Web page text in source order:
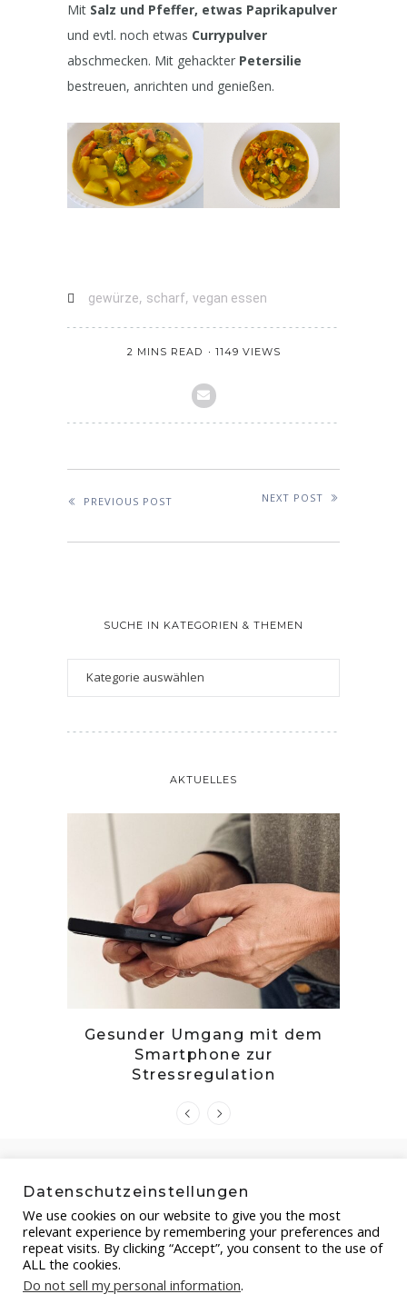
Mit Salz und Pfeffer, etwas Paprikapulver
und evtl. noch etwas Currypulver
abschmecken. Mit gehackter Petersilie
bestreuen, anrichten und genießen.
gewürze, scharf, vegan essen
2 MINS READ 1149 VIEWS
PREVIOUS POST NEXT POST
SUCHE IN KATEGORIEN & THEMEN
AKTUELLES
Gesunder Umgang mit dem
Smartphone zur
Stressregulation
Datenschutzeinstellungen
We use cookies on our website to give you the most
relevant experience by remembering your preferences and
repeat visits. By clicking “Accept”, you consent to the use of
ALL the cookies.
Do not sell my personal information.